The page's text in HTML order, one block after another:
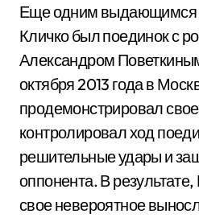
Еще одним выдающимся
Кличко был поединок с
Александром
октября 2013 года в
продемонстрировал
контролировал ход
решительные удары и
оппонента. В
свое невероятное